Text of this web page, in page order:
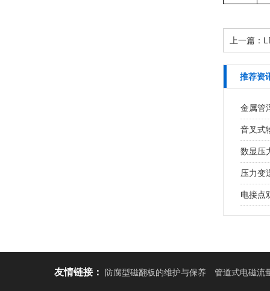
上一篇：
推荐资
金属管
音叉式
数显压
压力变
电接点
友情链接： 防腐型磁翻板的维护与保养 管道式电磁流